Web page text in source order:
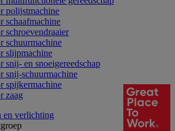
polijstmachine
schaafmachine
schroevendraaier
schuurmachine
slijpmachine
snij- en snoeigereedschap
snij-schuurmachine
spijkermachine
zaag
en verlichting